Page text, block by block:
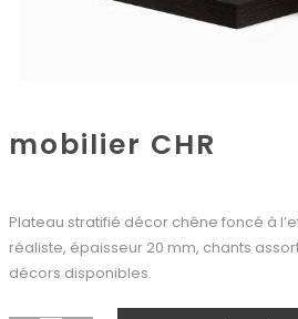
mobilier CHR
Plateau stratifié décor chêne foncé à
réaliste, épaisseur 20 mm, chants
décors disponibles.